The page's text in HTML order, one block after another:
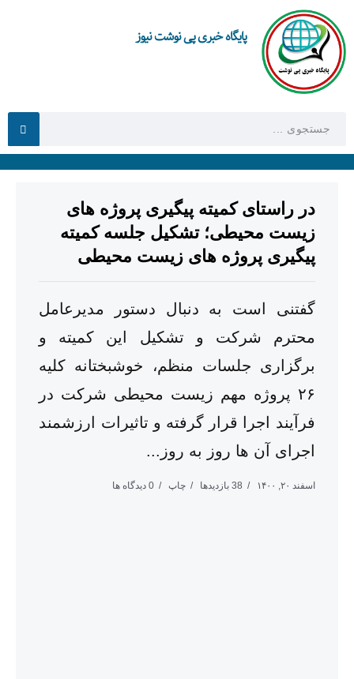
پایگاه خبری پی نوشت نیوز
در راستای کمیته پیگیری پروژه های
زیست محیطی؛ تشکیل جلسه کمیته
پیگیری پروژه های زیست محیطی
گفتنی است به دنبال دستور مدیرعامل
محترم شرکت و تشکیل این کمیته و
برگزاری جلسات منظم، خوشبختانه کلیه
۲۶ پروژه مهم زیست محیطی شرکت در
فرآیند اجرا قرار گرفته و تاثیرات ارزشمند
اجرای آن ها روز به روز...
اسفند ۲۰, ۱۴۰۰ 38 بازدیدها چاپ 0 دیدگاه ها